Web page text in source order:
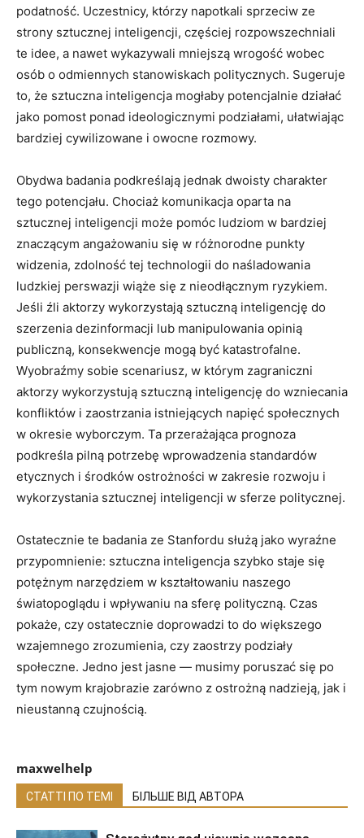
podatność. Uczestnicy, którzy napotkali sprzeciw ze
strony sztucznej inteligencji, częściej rozpowszechniali
te idee, a nawet wykazywali mniejszą wrogość wobec
osób o odmiennych stanowiskach politycznych. Sugeruje
to, że sztuczna inteligencja mogłaby potencjalnie działać
jako pomost ponad ideologicznymi podziałami, ułatwiając
bardziej cywilizowane i owocne rozmowy.
Obydwa badania podkreślają jednak dwoisty charakter
tego potencjału. Chociaż komunikacja oparta na
sztucznej inteligencji może pomóc ludziom w bardziej
znaczącym angażowaniu się w różnorodne punkty
widzenia, zdolność tej technologii do naśladowania
ludzkiej perswazji wiąże się z nieodłącznym ryzykiem.
Jeśli źli aktorzy wykorzystają sztuczną inteligencję do
szerzenia dezinformacji lub manipulowania opinią
publiczną, konsekwencje mogą być katastrofalne.
Wyobraźmy sobie scenariusz, w którym zagraniczni
aktorzy wykorzystują sztuczną inteligencję do wzniecania
konfliktów i zaostrzania istniejących napięć społecznych
w okresie wyborczym. Ta przerażająca prognoza
podkreśla pilną potrzebę wprowadzenia standardów
etycznych i środków ostrożności w zakresie rozwoju i
wykorzystania sztucznej inteligencji w sferze politycznej.
Ostatecznie te badania ze Stanfordu służą jako wyraźne
przypomnienie: sztuczna inteligencja szybko staje się
potężnym narzędziem w kształtowaniu naszego
światopoglądu i wpływaniu na sferę polityczną. Czas
pokaże, czy ostatecznie doprowadzi to do większego
wzajemnego zrozumienia, czy zaostrzy podziały
społeczne. Jedno jest jasne — musimy poruszać się po
tym nowym krajobrazie zarówno z ostrożną nadzieją, jak i
nieustanną czujnością.
maxwelhelp
СТАТТІ ПО ТЕМІ БІЛЬШЕ ВІД АВТОРА